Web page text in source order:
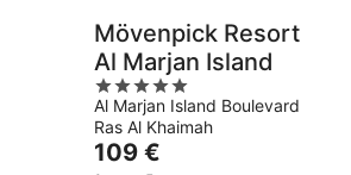
Mövenpick Resort
Al Marjan Island
5
out
of
5
Al Marjan Island Boulevard
Ras Al Khaimah
Le
109 €